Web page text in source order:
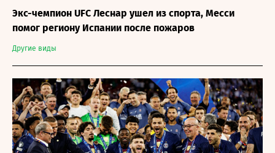
Другие виды
Экс-чемпион UFC Леснар ушел из спорта, Месси
помог региону Испании после пожаров